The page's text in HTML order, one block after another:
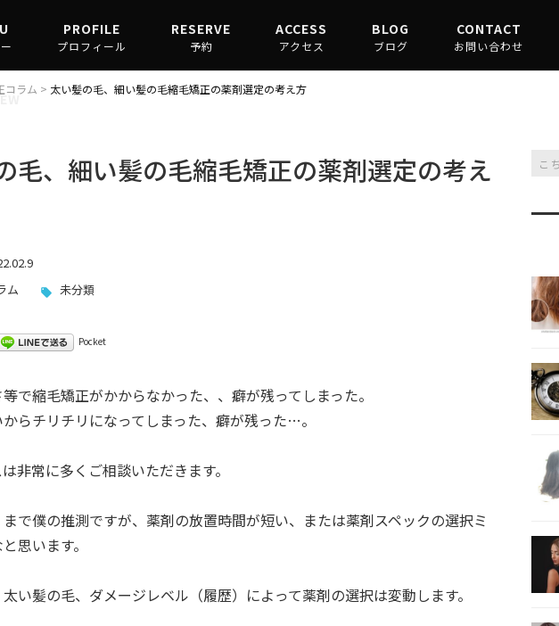
PROFILE
プロフィール
RESERVE
予約
ACCESS
アクセス
渋谷駅からお越しの場合
BLOG
ブログ
CONTACT
お問い合わせ
コラム > 太い髪の毛、細い髪の毛縮毛矯正の薬剤選定の考え方
毛、細い髪の毛縮毛矯正の薬剤選定の考え
ム
未分類
Pocket
で縮毛矯正がかからなかった、、癖が残ってしまった。
らチリチリになってしまった、癖が残った…。
非常に多くご相談いただきます。
で僕の推測ですが、薬剤の放置時間が短い、または薬剤スペックの選択ミ
思います。
い髪の毛、ダメージレベル（履歴）によって薬剤の選択は変動します。